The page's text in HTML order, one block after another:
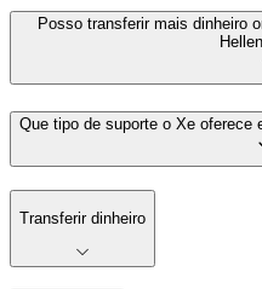
Posso transferir mais dinheiro
Que tipo de suporte o Xe oferece
Transferir dinheiro